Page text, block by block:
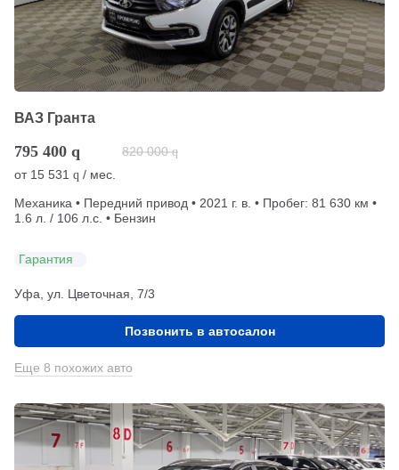
ВАЗ Гранта
795 400 q 820 000 q
от 15 531 q / мес.
Механика • Передний привод • 2021 г. в. • Пробег: 81 630 км •
1.6 л. / 106 л.с. • Бензин
Гарантия
Уфа, ул. Цветочная, 7/3
Позвонить в автосалон
Еще 8 похожих авто